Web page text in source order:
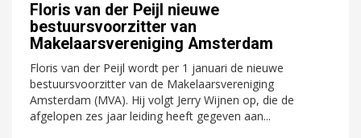
Floris van der Peijl nieuwe
bestuursvoorzitter van
Makelaarsvereniging Amsterdam
Floris van der Peijl wordt per 1 januari de nieuwe
bestuursvoorzitter van de Makelaarsvereniging
Amsterdam (MVA). Hij volgt Jerry Wijnen op, die de
afgelopen zes jaar leiding heeft gegeven aan...